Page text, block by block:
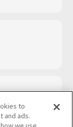
to
and ads.